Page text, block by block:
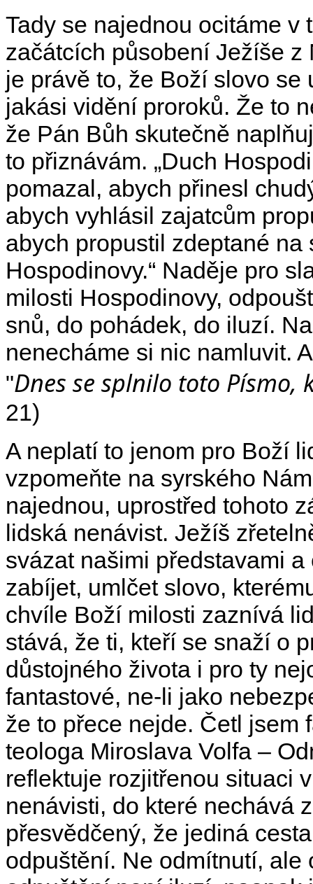
Tady se najednou ocitáme
začátcích působení Ježíše z
je právě to, že Boží slovo
jakási vidění proroků. Že to
že Pán Bůh skutečně
to přiznávám. „Duch
pomazal, abych přinesl
abych vyhlásil zajatcům
abych propustil zdeptané
Hospodinovy.“ Naděje pro
milosti Hospodinovy,
snů, do pohádek, do iluzí.
nenecháme si nic namluvit.
"Dnes se splnilo toto Písmo,
21)
A neplatí to jenom pro Boží
vzpomeňte na syrského
najednou, uprostřed tohoto
lidská nenávist. Ježíš
svázat našimi představami
zabíjet, umlčet slovo,
chvíle Boží milosti zaznívá
stává, že ti, kteří se snaží o
důstojného života i pro ty
fantastové, ne-li jako
že to přece nejde. Četl jsem
teologa Miroslava Volfa –
reflektuje rozjitřenou situaci
nenávisti, do které nechává
přesvědčený, že jediná
odpuštění. Ne odmítnutí, ale